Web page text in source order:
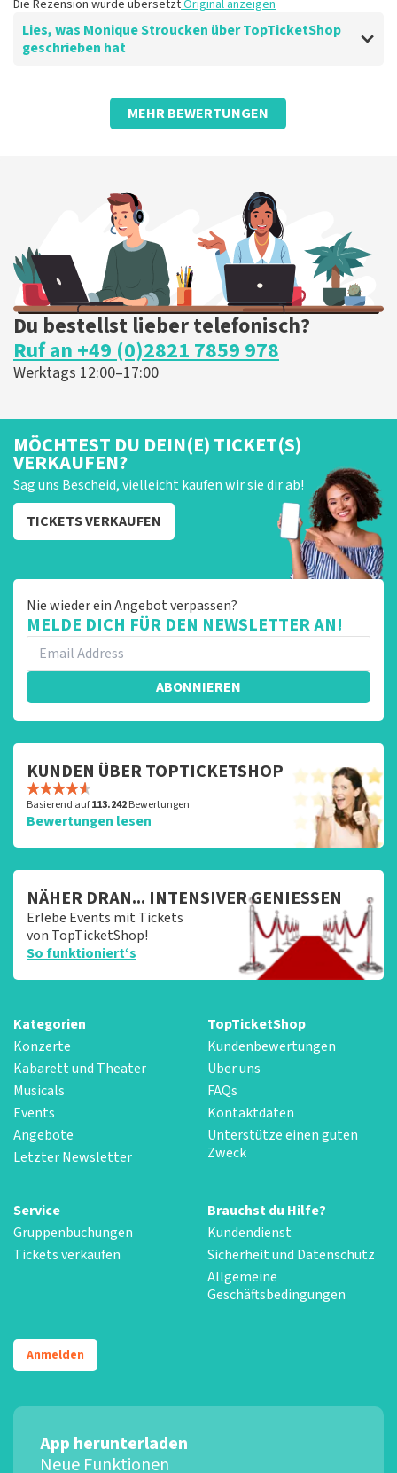
Die Rezension wurde übersetztOriginal anzeigen
Lies, was Monique Stroucken über TopTicketShop
geschrieben hat
Bewertung von Monique Stroucken überTopTicketShop
Zuverlässig, übersichtlich und schnell
MEHR BEWERTUNGEN
Du bestellst lieber telefonisch?
Ruf an +49 (0)2821 7859 978
Werktags 12:00–17:00
MÖCHTEST DU DEIN(E) TICKET(S)
VERKAUFEN?
Sag uns Bescheid, vielleicht kaufen wir sie dir ab!
TICKETS VERKAUFEN
Nie wieder ein Angebot verpassen?
MELDE DICH FÜR DEN NEWSLETTER AN!
ABONNIEREN
KUNDEN ÜBER TOPTICKETSHOP
Basierend auf113.242Bewertungen
Bewertungen lesen
NÄHER DRAN... INTENSIVER GENIESSEN
Erlebe Events mit Tickets
von TopTicketShop!
So funktioniert‘s
Kategorien
Konzerte
Kabarett und Theater
Musicals
Events
Angebote
Letzter Newsletter
TopTicketShop
Kundenbewertungen
Über uns
FAQs
Kontaktdaten
Unterstütze einen guten
Zweck
Service
Gruppenbuchungen
Tickets verkaufen
Brauchst du Hilfe?
Kundendienst
Sicherheit und Datenschutz
Allgemeine
Geschäftsbedingungen
Anmelden
App herunterladen
Neue Funktionen